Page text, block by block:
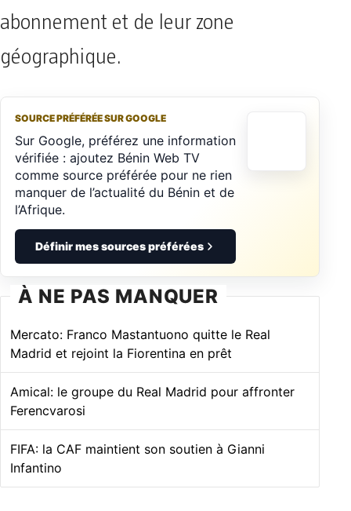
abonnement et de leur zone
géographique.
SOURCE PRÉFÉRÉE SUR GOOGLE
Sur Google, préférez une information
vérifiée : ajoutez Bénin Web TV
comme source préférée pour ne rien
manquer de l’actualité du Bénin et de
l’Afrique.
Définir mes sources préférées
À NE PAS MANQUER
Mercato: Franco Mastantuono quitte le Real
Madrid et rejoint la Fiorentina en prêt
Amical: le groupe du Real Madrid pour affronter
Ferencvarosi
FIFA: la CAF maintient son soutien à Gianni
Infantino